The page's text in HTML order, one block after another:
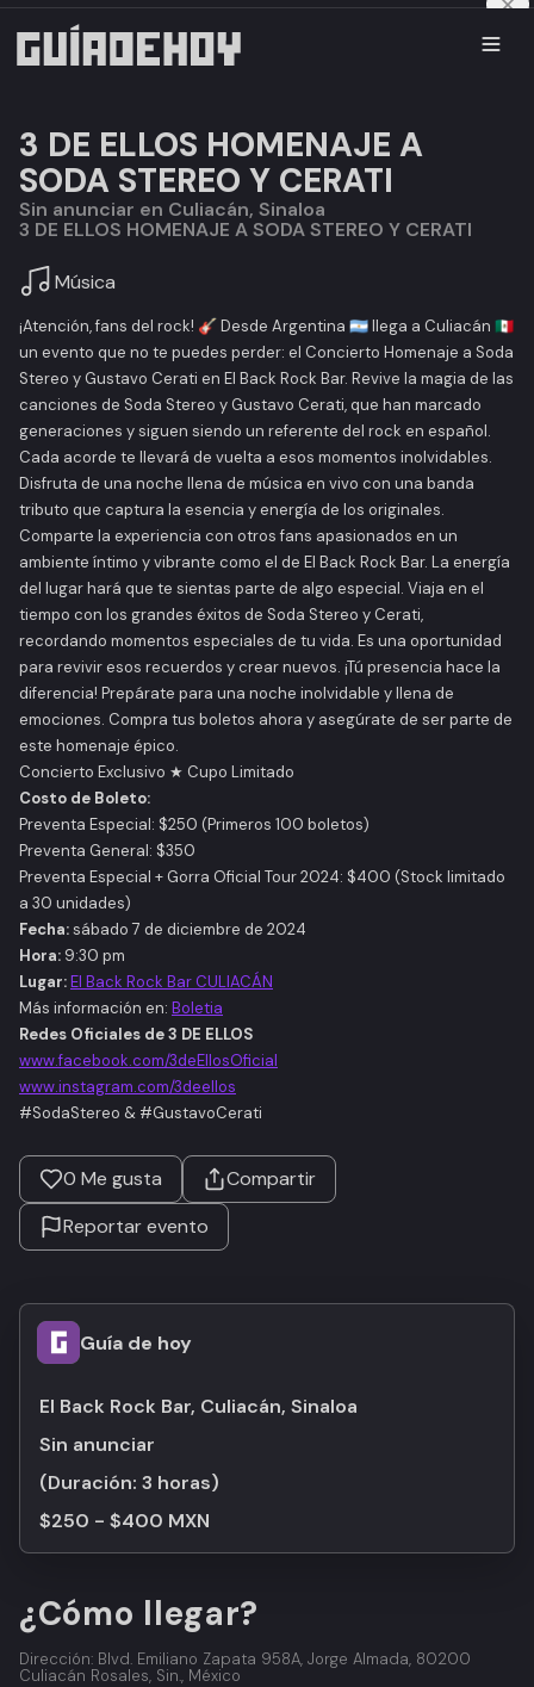
3 DE ELLOS HOMENAJE A
SODA STEREO Y CERATI
Sin anunciar en Culiacán, Sinaloa
3 DE ELLOS HOMENAJE A SODA STEREO Y CERATI
Música
¡Atención, fans del rock! 🎸 Desde Argentina 🇦🇷 llega a Culiacán 🇲🇽
un evento que no te puedes perder: el Concierto Homenaje a Soda
Stereo y Gustavo Cerati en El Back Rock Bar. Revive la magia de las
canciones de Soda Stereo y Gustavo Cerati, que han marcado
generaciones y siguen siendo un referente del rock en español.
Cada acorde te llevará de vuelta a esos momentos inolvidables.
Disfruta de una noche llena de música en vivo con una banda
tributo que captura la esencia y energía de los originales.
Comparte la experiencia con otros fans apasionados en un
ambiente íntimo y vibrante como el de El Back Rock Bar. La energía
del lugar hará que te sientas parte de algo especial. Viaja en el
tiempo con los grandes éxitos de Soda Stereo y Cerati,
recordando momentos especiales de tu vida. Es una oportunidad
para revivir esos recuerdos y crear nuevos. ¡Tú presencia hace la
diferencia! Prepárate para una noche inolvidable y llena de
emociones. Compra tus boletos ahora y asegúrate de ser parte de
este homenaje épico.
Concierto Exclusivo ★ Cupo Limitado
Costo de Boleto:
Preventa Especial: $250 (Primeros 100 boletos)
Preventa General: $350
Preventa Especial + Gorra Oficial Tour 2024: $400 (Stock limitado
a 30 unidades)
Fecha:sábado 7 de diciembre de 2024
Hora: 9:30 pm
Lugar:El Back Rock Bar CULIACÁN
Más información en: Boletia
Redes Oficiales de 3 DE ELLOS
www.facebook.com/3deEllosOficial
www.instagram.com/3deellos
#SodaStereo & #GustavoCerati
0 Me gusta
Compartir
Reportar evento
Guía de hoy
El Back Rock Bar, Culiacán, Sinaloa
Sin anunciar
(Duración: 3 horas)
$250 - $400 MXN
¿Cómo llegar?
Dirección: Blvd. Emiliano Zapata 958A, Jorge Almada, 80200
Culiacán Rosales, Sin., México